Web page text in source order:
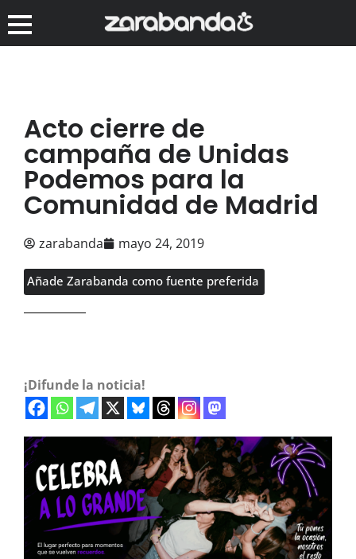
Acto cierre de
campaña de Unidas
Podemos para la
Comunidad de Madrid
zarabanda mayo 24, 2019
Añade Zarabanda como fuente preferida
¡Difunde la noticia!